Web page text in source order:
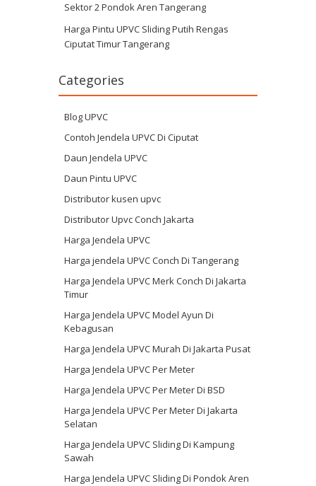
Sektor 2 Pondok Aren Tangerang
Harga Pintu UPVC Sliding Putih Rengas
Ciputat Timur Tangerang
Categories
Blog UPVC
Contoh Jendela UPVC Di Ciputat
Daun Jendela UPVC
Daun Pintu UPVC
Distributor kusen upvc
Distributor Upvc Conch Jakarta
Harga Jendela UPVC
Harga jendela UPVC Conch Di Tangerang
Harga Jendela UPVC Merk Conch Di Jakarta
Timur
Harga Jendela UPVC Model Ayun Di
Kebagusan
Harga Jendela UPVC Murah Di Jakarta Pusat
Harga Jendela UPVC Per Meter
Harga Jendela UPVC Per Meter Di BSD
Harga Jendela UPVC Per Meter Di Jakarta
Selatan
Harga Jendela UPVC Sliding Di Kampung
Sawah
Harga Jendela UPVC Sliding Di Pondok Aren